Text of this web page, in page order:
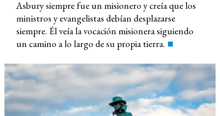
Asbury siempre fue un misionero y creía que los
ministros y evangelistas debían desplazarse
siempre. Él veía la vocación misionera siguiendo
un camino a lo largo de su propia tierra.